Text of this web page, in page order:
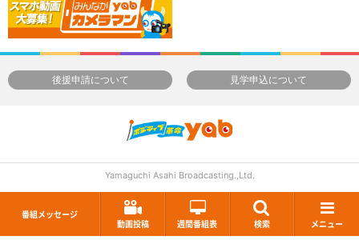
番組メッセージ
動画投稿
週間番組表 検索 メニュー
後援申請について 見学申込について
Yamaguchi Asahi Broadcasting.,Ltd.